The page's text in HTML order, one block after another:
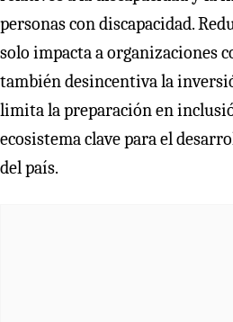
personas con discapacidad.
solo impacta a organizaciones
también desincentiva la
limita la preparación en
ecosistema clave para el
del país.